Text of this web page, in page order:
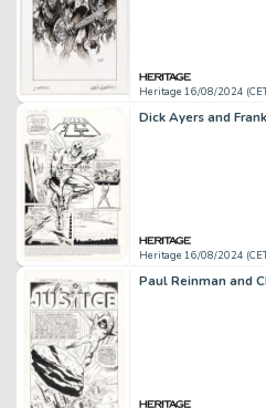
Heritage 16/08/2024
Heritage 16/08/2024